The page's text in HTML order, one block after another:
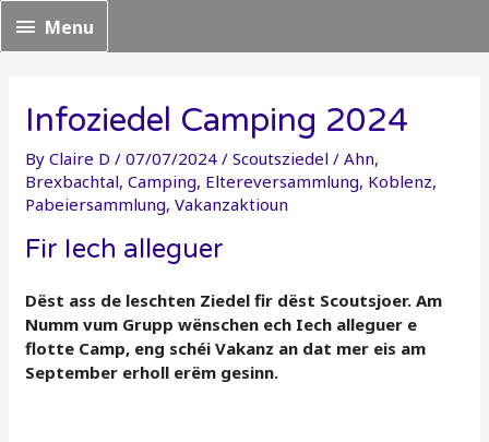
Menu
Menu
Infoziedel Camping 2024
ByClaire D /07/07/2024 /Scoutsziedel /Ahn,
Brexbachtal,Camping, Eltereversammlung, Koblenz,
Pabeiersammlung,Vakanzaktioun
Fir Iech alleguer
Dëst ass de leschten Ziedel fir dëst Scoutsjoer. Am
Numm vum Grupp wënschen ech Iech alleguer e
flotte Camp, eng schéi Vakanz an dat mer eis am
September erholl erëm gesinn.